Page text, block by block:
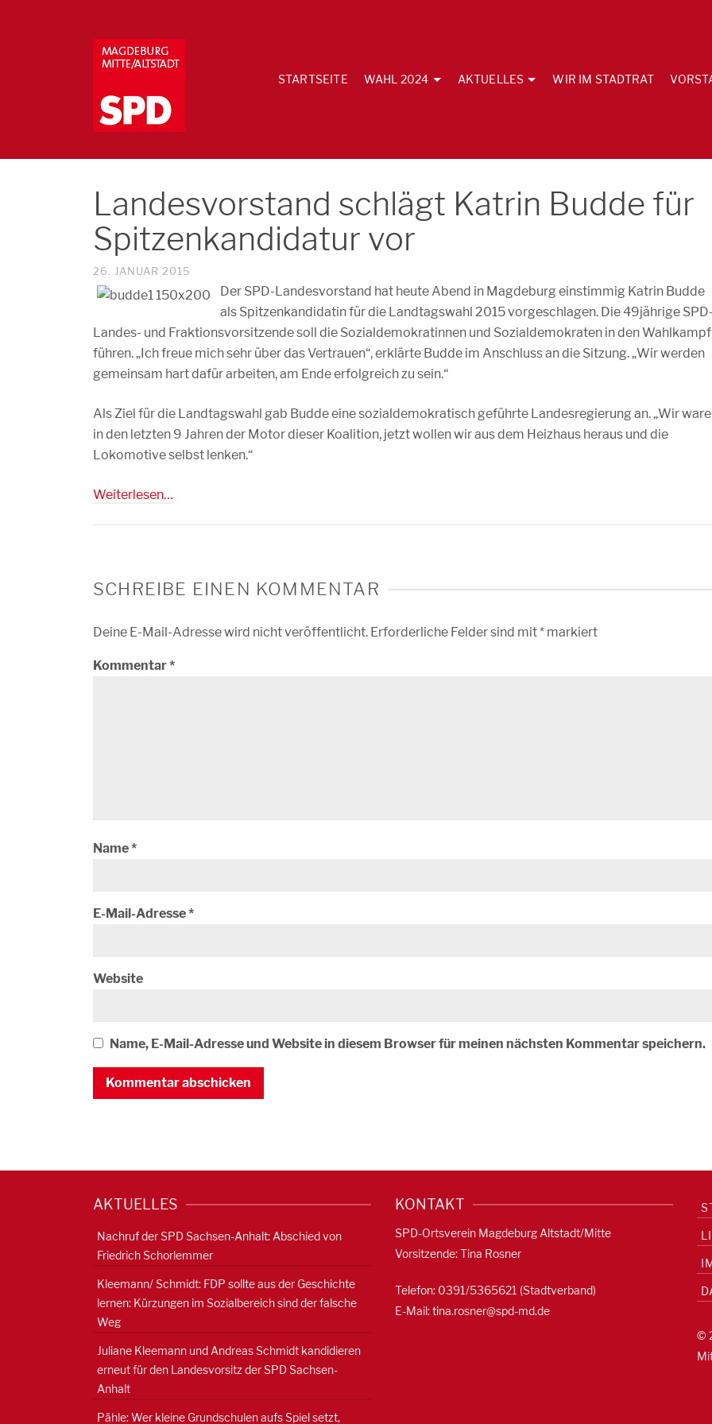
STARTSEITE WAHL 2024 AKTUELLES WIR IM STADTRAT
Landesvorstand schlägt Katrin Budde für
Spitzenkandidatur vor
26. JANUAR 2015
Der SPD-Landesvorstand hat heute Abend in Magdeburg einstimmig Katrin Budde
als Spitzenkandidatin für die Landtagswahl 2015 vorgeschlagen. Die 49jährige
Landes- und Fraktionsvorsitzende soll die Sozialdemokratinnen und Sozialdemokraten in den Wahlkampf
führen. „Ich freue mich sehr über das Vertrauen“, erklärte Budde im Anschluss an die Sitzung. „Wir werden
gemeinsam hart dafür arbeiten, am Ende erfolgreich zu sein.“
Als Ziel für die Landtagswahl gab Budde eine sozialdemokratisch geführte Landesregierung an. „Wir
in den letzten 9 Jahren der Motor dieser Koalition, jetzt wollen wir aus dem Heizhaus heraus und die
Lokomotive selbst lenken.“
Weiterlesen…
SCHREIBE EINEN KOMMENTAR
Deine E-Mail-Adresse wird nicht veröffentlicht. Erforderliche Felder sind mit* markiert
Kommentar*
Name*
E-Mail-Adresse*
Website
Name, E-Mail-Adresse und Website in diesem Browser für meinen nächsten Kommentar speichern.
AKTUELLES
Nachruf der SPD Sachsen-Anhalt: Abschied von
Friedrich Schorlemmer
Kleemann/ Schmidt: FDP sollte aus der Geschichte
lernen: Kürzungen im Sozialbereich sind der falsche
Weg
Juliane Kleemann und Andreas Schmidt kandidieren
erneut für den Landesvorsitz der SPD Sachsen-
Anhalt
Pähle: Wer kleine Grundschulen aufs Spiel setzt,
KONTAKT
SPD-Ortsverein Magdeburg Altstadt/Mitte
Vorsitzende: Tina Rosner
Telefon: 0391/5365621 (Stadtverband)
E-Mail:tina.rosner@spd-md.de
©